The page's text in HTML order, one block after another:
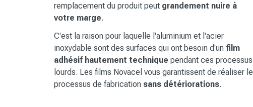
remplacement du produit peut grandement nuire à
votre marge.
C'est la raison pour laquelle l'aluminium et l'acier
inoxydable sont des surfaces qui ont besoin d'un film
adhésif hautement technique pendant ces processus
lourds. Les films Novacel vous garantissent de réaliser le
processus de fabrication sans détériorations.